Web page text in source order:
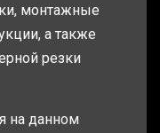
монтажные
а также
резки
на данном